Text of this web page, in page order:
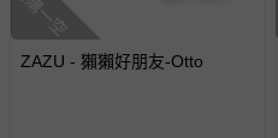
ZAZU - 獺獺好朋友-Otto